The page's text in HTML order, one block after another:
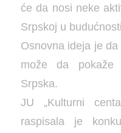
će da nosi neke
Srpskoj u
Osnovna ideja je
može da
Srpska.
JU „Kulturni
raspisala je